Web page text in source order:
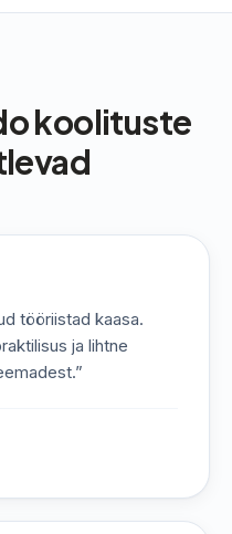
koolituste
tööriistad kaasa.
ja lihtne
”